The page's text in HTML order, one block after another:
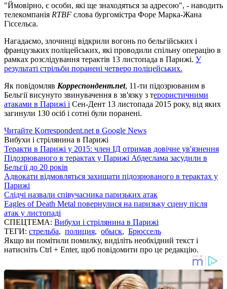
"Ймовірно, є особи, які ще знаходяться за адресою", - наводить
телекомпанія RTBF слова бургомістра Форе Марка-Жана
Гіссельса.
Нагадаємо, злочинці відкрили вогонь по бельгійських і
французьких поліцейських, які проводили спільну операцію в
рамках розслідування терактів 13 листопада в Парижі. У
результаті стрільби поранені четверо поліцейських.
Як повідомляв Корреспондент.net, 11-ти підозрюваним в
Бельгії висунуто звинувачення в зв'язку з терористичними
атаками в Парижі і Сен-Дент 13 листопада 2015 року, від яких
загинули 130 осіб і сотні були поранені.
Читайте Korrespondent.net в Google News
Вибухи і стрілянина в Парижі
Теракти в Парижі у 2015: член ІД отримав довічне ув'язнення
Підозрюваного в терактах у Парижі Абдеслама засудили в
Бельгії до 20 років
Адвокати відмовляться захищати підозрюваного в терактах у
Парижі
Слідчі назвали співучасника паризьких атак
Eagles of Death Metal повернулися на паризьку сцену після
атак у листопаді
СПЕЦТЕМА: Вибухи і стрілянина в Парижі
ТЕГИ: стрельба, полиция, обыск, Брюссель
Якщо ви помітили помилку, виділіть необхідний текст і
натисніть Ctrl + Enter, щоб повідомити про це редакцію.